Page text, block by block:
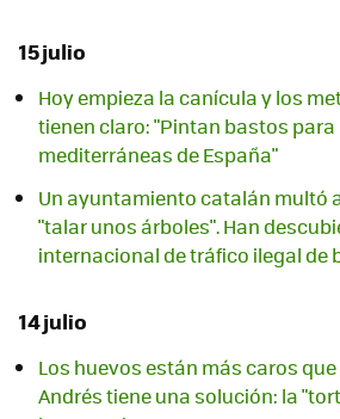
15 julio
Hoy empieza la canícula y los
tienen claro: "Pintan bastos para
mediterráneas de España"
Un ayuntamiento catalán multó
"talar unos árboles". Han
internacional de tráfico ilegal de
14 julio
Los huevos están más caros
Andrés tiene una solución: la